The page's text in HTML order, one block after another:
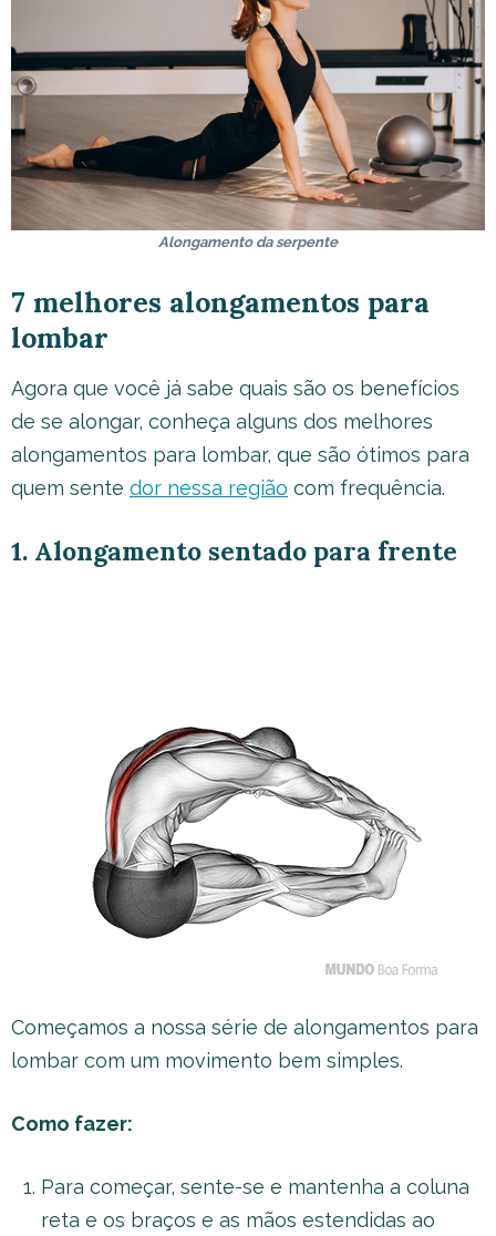
Alongamento da serpente
7 melhores alongamentos para
lombar
Agora que você já sabe quais são os benefícios
de se alongar, conheça alguns dos melhores
alongamentos para lombar, que são ótimos para
quem sente dor nessa região com frequência.
1. Alongamento sentado para frente
Começamos a nossa série de alongamentos para
lombar com um movimento bem simples.
Como fazer:
Para começar, sente-se e mantenha a coluna
reta e os braços e as mãos estendidas ao